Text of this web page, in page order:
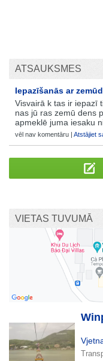
ATSAUKSMES
Iepazīšanās ar
Visvairā k tas ir iepazī
nas jū ras zemū dens
apmeklē juma iesaku
vēl nav komentāru | Atstājiet
VIETAS TUVUMĀ